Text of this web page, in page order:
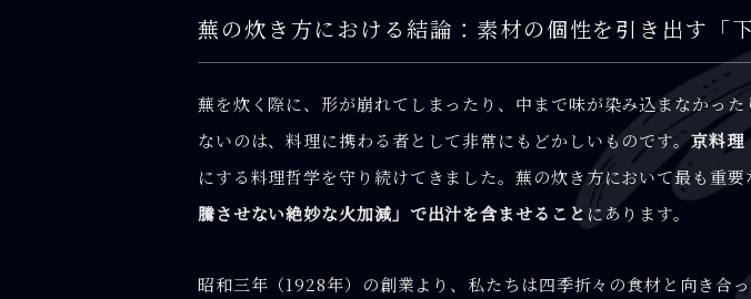
蕪の炊き方における結論：素材の個性を引き出す「
蕪を炊く際に、形が崩れてしまったり、中まで味が染み込まなかっ
ないのは、料理に携わる者として非常にもどかしいものです。京料
にする料理哲学を守り続けてきました。蕪の炊き方において最も重要
騰させない絶妙な火加減」で出汁を含ませることにあります。
昭和三年（1928年）の創業より、私たちは四季折々の食材と向き合